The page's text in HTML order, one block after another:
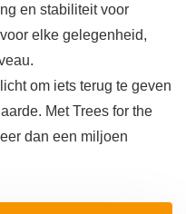
en stabiliteit voor
elke gelegenheid,
om iets terug te geven
Met Trees for the
dan een miljoen